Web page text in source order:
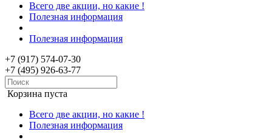
Всего две акции, но какие !
Полезная информация
Полезная информация
+7 (917) 574-07-30
+7 (495) 926-63-77
Корзина пуста
Всего две акции, но какие !
Полезная информация